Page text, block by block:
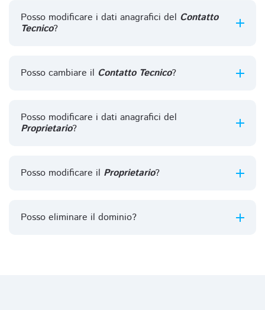
Posso modificare i dati anagrafici del Contatto
Tecnico?
Posso cambiare il Contatto Tecnico?
Posso modificare i dati anagrafici del
Proprietario?
Posso modificare il Proprietario?
Posso eliminare il dominio?